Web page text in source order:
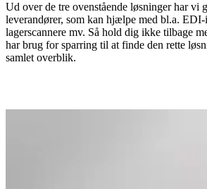
Ud over de tre ovenstående løsninger har vi
leverandører, som kan hjælpe med bl.a. EDI-
lagerscannere mv. Så hold dig ikke tilbage
har brug for sparring til at finde den rette
samlet overblik.